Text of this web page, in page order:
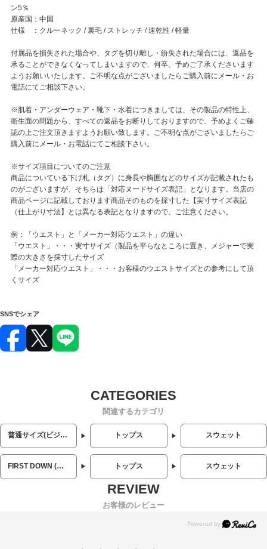
ン5％
原産国：中国
仕様 ：クルーネック / 裏毛 / ストレッチ / 速乾性 / 軽量
付属品を損失された場合や、タグを切り離し・紛失された場合には、返品を
承ることができなくなってしまいますので、何卒、予めご了承くださいます
ようお願いいたします。ご不明な点がございましたらご購入前にメール・お
電話にてご相談下さい。
※肌着・アンダーウェア・靴下・水着につきましては、その製品の特性上、
衛生面の問題から、すべての返品をお断りしておりますので、予めよくご確
認の上ご注文頂きますようお願い致します。ご不明な点がございましたらご
購入前にメール・お電話にてご相談下さい。
※サイズ項目についてのご注意
商品についている下げ札（タグ）に身長や胸囲などのサイズが記載されたも
のがございますが、そちらは「対応ヌードサイズ表記」となります。当店の
商品ページに記載しております商品そのものを採寸した【実寸サイズ表記
（仕上がり寸法】とは異なる表記となりますので、ご注意ください。
例：「ウエスト」と「メーカー対応ウエスト」の違い
「ウエスト」・・・実寸サイズ（製品を平らなところに置き、メジャーで実
際の大きさを採寸したサイズ
「メーカー対応ウエスト」・・・お客様のウエストサイズとの参考にして頂
くサイズ
SNSでシェア
関連するカテゴリ
普通サイズ(ビジネス・カジュアル) トップス スウェット
FIRST DOWN (ファーストダウン) トップス スウェット
お客様のレビュー